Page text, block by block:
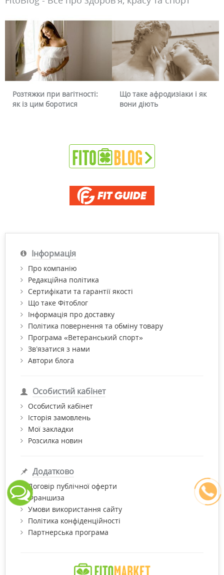
Розтяжки при вагітності:
як із цим боротися
Що таке афродизіаки і як
вони діють
Інформація
Про компанію
Редакційна політика
Сертифікати та гарантії якості
Що таке Фітоблог
Інформація про доставку
Політика повернення та обміну товару
Програма «Ветеранський спорт»
Зв’язатися з нами
Автори блога
Особистий кабінет
Особистий кабінет
Історія замовлень
Мої закладки
Розсилка новин
Додатково
Договір публічної оферти
Франшиза
Умови використання сайту
Політика конфіденційності
Партнерська програма